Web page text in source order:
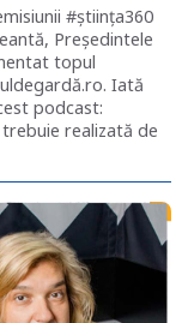
#știința360
Președintele
topul
Iată
podcast:
realizată de